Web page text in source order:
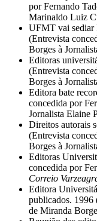
por Fernando
Marinaldo Luiz
UFMT vai sediar
(Entrevista
Borges à
Editoras
(Entrevista
Borges à
Editora bate
concedida por
Jornalista Elaine
Direitos autorais
(Entrevista
Borges à
Editoras
concedida por
Correio
Editora
publicados. 1996
de Miranda